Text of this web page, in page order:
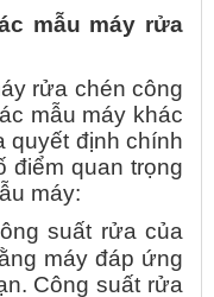
mẫu máy rửa
rửa chén công
mẫu máy khác
quyết định chính
điểm quan trọng
máy:
suất rửa của
máy đáp ứng
Công suất rửa